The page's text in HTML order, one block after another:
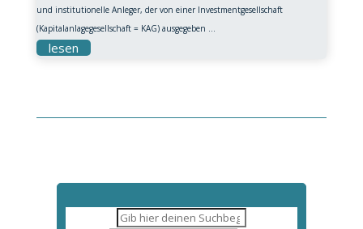
und institutionelle Anleger, der von einer Investmentgesellschaft
(Kapitalanlagegesellschaft = KAG) ausgegeben ...
lesen